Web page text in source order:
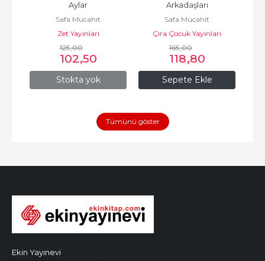
Stokta yok
Aylar
Safa Mücahit
Zet Yayınları
125,00
102,50
Sepete Ekle
Arkadaşları
Safa Mücahit
Çıra Çocuk Yayınları
165,00
118,80
Tümünü göster
Ekin Yayınevi